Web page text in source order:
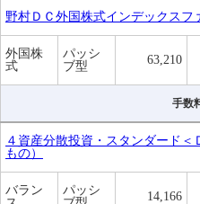
野村ＤＣ外国株式インデックスフ
外国株
式
パッシ
ブ型
63,210
手数
４資産分散投資・スタンダード
もの）
バラン
パッシ
14,166